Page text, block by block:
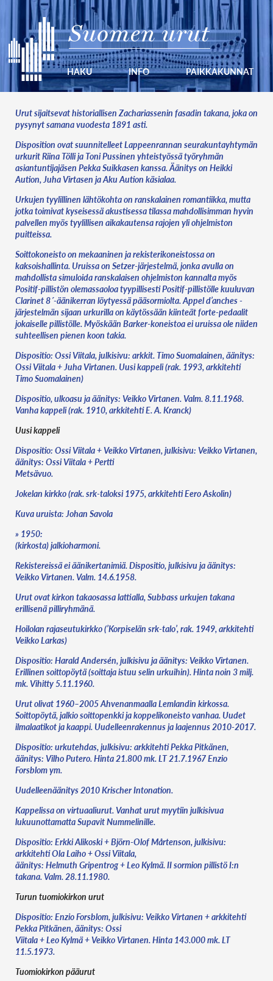
Suomen urut
HAKU INFO PAIKKAKUNNAT
Urut sijaitsevat historiallisen Zachariassenin fasadin takana, joka on
pysynyt samana vuodesta 1891 asti.
Disposition ovat suunnitelleet Lappeenrannan seurakuntayhtymän
urkurit Riina Tölli ja Toni Pussinen yhteistyössä työryhmän
asiantuntijajäsen Pekka Suikkasen kanssa. Äänitys on Heikki
Aution, Juha Virtasen ja Aku Aution käsialaa.
Urkujen tyylillinen lähtökohta on ranskalainen romantiikka, mutta
jotka toimivat kyseisessä akustisessa tilassa mahdollisimman hyvin
palvellen myös tyylillisen aikakautensa rajojen yli ohjelmiston
puitteissa.
Soittokoneisto on mekaaninen ja rekisterikoneistossa on
kaksoishallinta. Uruissa on Setzer-järjestelmä, jonka avulla on
mahdollista simuloida ranskalaisen ohjelmiston kannalta myös
Positif-pillistön olemassaoloa tyypillisesti Positif-pillistölle kuuluvan
Clarinet 8´-äänikerran löytyessä pääsormiolta. Appel d’anches -
järjestelmän sijaan urkurilla on käytössään kiinteät forte-pedaalit
jokaiselle pillistölle. Myöskään Barker-koneistoa ei uruissa ole niiden
suhteellisen pienen koon takia.
Dispositio: Ossi Viitala, julkisivu: arkkit. Timo Suomalainen, äänitys:
Ossi Viitala + Juha Virtanen. Uusi kappeli (rak. 1993, arkkitehti
Timo Suomalainen)
Dispositio, ulkoasu ja äänitys: Veikko Virtanen. Valm. 8.11.1968.
Vanha kappeli (rak. 1910, arkkitehti E. A. Kranck)
Uusi kappeli
Dispositio: Ossi Viitala + Veikko Virtanen, julkisivu: Veikko Virtanen,
äänitys: Ossi Viitala + Pertti
Metsävuo.
Jokelan kirkko (rak. srk-taloksi 1975, arkkitehti Eero Askolin)
Kuva uruista: Johan Savola
» 1950:
(kirkosta) jalkioharmoni.
Rekistereissä ei äänikertanimiä. Dispositio, julkisivu ja äänitys:
Veikko Virtanen. Valm. 14.6.1958.
Urut ovat kirkon takaosassa lattialla, Subbass urkujen takana
erillisenä pilliryhmänä.
Hoilolan rajaseutukirkko (’Korpiselän srk-talo’, rak. 1949, arkkitehti
Veikko Larkas)
Dispositio: Harald Andersén, julkisivu ja äänitys: Veikko Virtanen.
Erillinen soittopöytä (soittaja istuu selin urkuihin). Hinta noin 3 milj.
mk. Vihitty 5.11.1960.
Urut olivat 1960–2005 Ahvenanmaalla Lemlandin kirkossa.
Soittopöytä, jalkio soittopenkki ja koppelikoneisto vanhaa. Uudet
ilmalaatikot ja kaappi. Uudelleenrakennus ja laajennus 2010-2017.
Dispositio: urkutehdas, julkisivu: arkkitehti Pekka Pitkänen,
äänitys: Vilho Putero. Hinta 21.800 mk. LT 21.7.1967 Enzio
Forsblom ym.
Uudelleenäänitys 2010 Krischer Intonation.
Kappelissa on virtuaaliurut. Vanhat urut myytiin julkisivua
lukuunottamatta Supavit Nummelinille.
Dispositio: Erkki Alikoski + Björn-Olof Mårtenson, julkisivu:
arkkitehti Ola Laiho + Ossi Viitala,
äänitys: Helmuth Gripentrog + Leo Kylmä. II sormion pillistö I:n
takana. Valm. 28.11.1980.
Turun tuomiokirkon urut
Dispositio: Enzio Forsblom, julkisivu: Veikko Virtanen + arkkitehti
Pekka Pitkänen, äänitys: Ossi
Viitala + Leo Kylmä + Veikko Virtanen. Hinta 143.000 mk. LT
11.5.1973.
Tuomiokirkon pääurut